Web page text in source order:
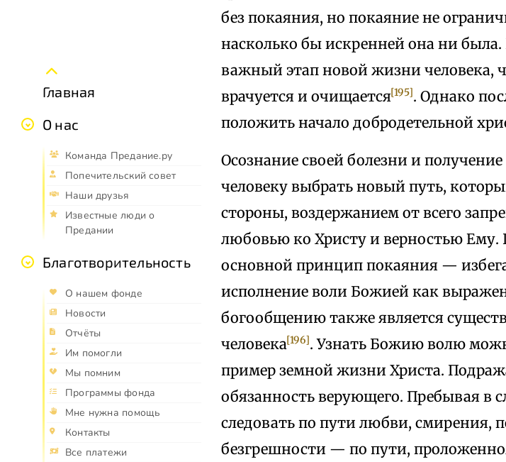
Главная
О нас
Команда Предание.ру
Попечительский совет
Наши друзья
Известные люди о
Предании
Благотворительность
О нашем фонде
Новости
Отчёты
Им помогли
Мы помним
Программы фонда
Мне нужна помощь
Контакты
Все платежи
без покаяния, но покаяние не
насколько бы искренней она ни
важный этап новой жизни человека,
врачуется и очищается[195]. Однако
положить начало добродетельной
Осознание своей болезни и
человеку выбрать новый путь,
стороны, воздержанием от всего
любовью ко Христу и верностью Ему.
основной принцип покаяния —
исполнение воли Божией как
богообщению также является
человека[196]. Узнать Божию волю
пример земной жизни Христа.
обязанность верующего. Пребывая в
следовать по пути любви, смирения,
безгрешности — по пути,